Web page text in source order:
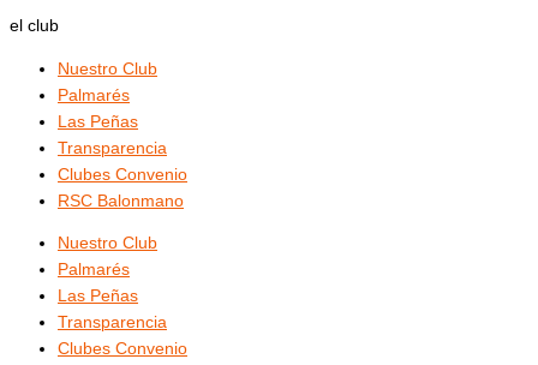
el club
Nuestro Club
Palmarés
Las Peñas
Transparencia
Clubes Convenio
RSC Balonmano
Nuestro Club
Palmarés
Las Peñas
Transparencia
Clubes Convenio